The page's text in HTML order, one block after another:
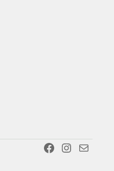
Facebook Instagram Sähköposti